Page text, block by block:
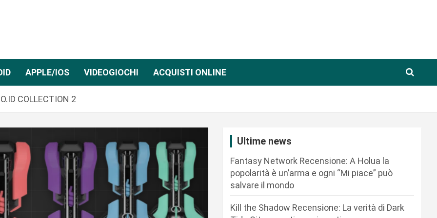
APPLE/IOS VIDEOGIOCHI ACQUISTI ONLINE
COLLECTION 2
Ultime news
Fantasy Network Recensione: A Holua la
popolarità è un’arma e ogni “Mi piace” può
salvare il mondo
Kill the Shadow Recensione: La verità di Dark